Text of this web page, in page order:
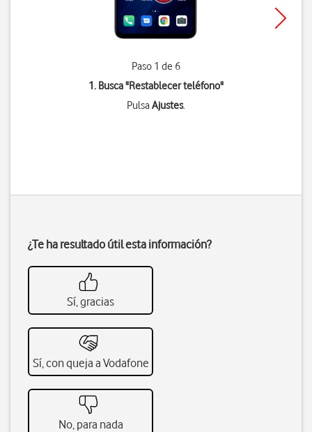
Paso 1 de 6
1. Busca "Restablecer teléfono"
PulsaAjustes.
¿Te ha resultado útil esta información?
Sí, gracias
Sí, con queja a Vodafone
No, para nada